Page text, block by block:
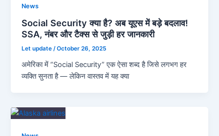
News
Social Security क्या है? अब यूएस में बड़े बदलाव!
SSA, नंबर और टैक्स से जुड़ी हर जानकारी
Let update/October 26, 2025
अमेरिका में “Social Security” एक ऐसा शब्द है जिसे लगभग हर
व्यक्ति सुनता है — लेकिन वास्तव में यह क्या